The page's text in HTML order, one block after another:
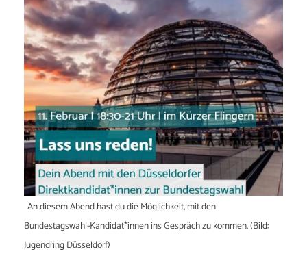
An diesem Abend hast du die Möglichkeit, mit den
Bundestagswahl-Kandidat*innen ins Gespräch zu kommen. (Bild:
Jugendring Düsseldorf)